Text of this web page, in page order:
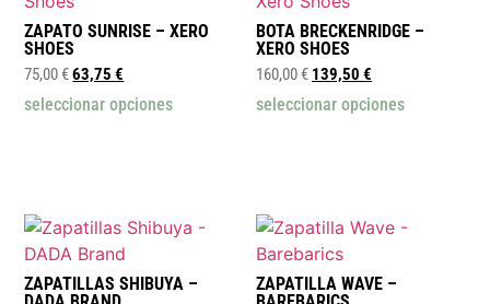
ZAPATO SUNRISE – XERO
SHOES
75,00€63,75€
seleccionar opciones
BOTA BRECKENRIDGE –
XERO SHOES
160,00€ 139,50 €
seleccionar opciones
ZAPATILLAS SHIBUYA –
ZAPATILLA WAVE –